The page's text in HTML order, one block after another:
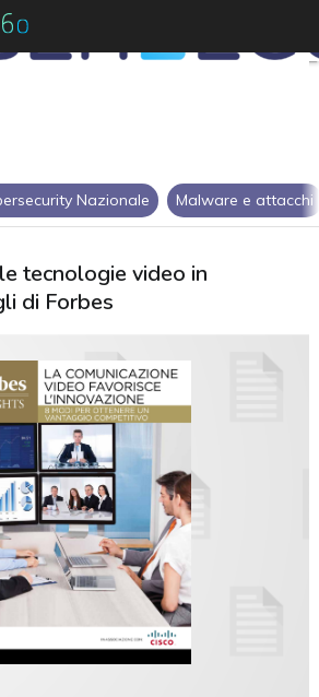
Nazionale Malware e attacchi
tecnologie video in
di Forbes